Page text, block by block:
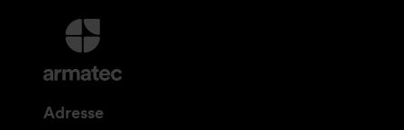
Mer
informasjon
og
Adresse